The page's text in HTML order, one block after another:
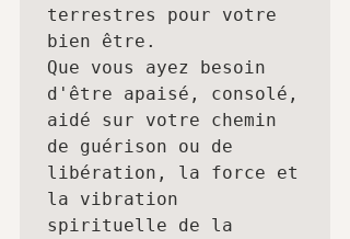
terrestres pour votre
bien être.
Que vous ayez besoin
d'être apaisé, consolé,
aidé sur votre chemin
de guérison ou de
libération, la force et
la vibration
spirituelle de la